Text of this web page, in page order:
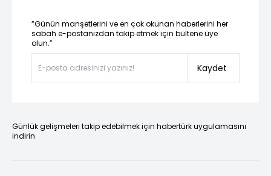
“Günün manşetlerini ve en çok okunan haberlerini her
sabah e-postanızdan takip etmek için bültene üye
olun.”
Kaydet
Günlük gelişmeleri takip edebilmek için habertürk uygulamasını
indirin